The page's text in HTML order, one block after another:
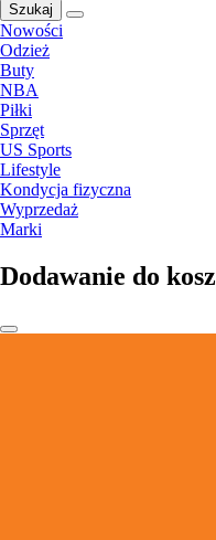
Szukaj
Nowości
Odzież
Buty
NBA
Piłki
Sprzęt
US Sports
Lifestyle
Kondycja fizyczna
Wyprzedaż
Marki
Dodawanie do